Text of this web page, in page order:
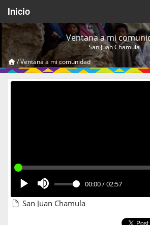
Inicio
Acerca de
Videos Temáticos
Cerrar Sesión
Ventana a mi
San Juan Chamula
/Ventana a mi comunidad
00:00/02:57
San Juan Chamula